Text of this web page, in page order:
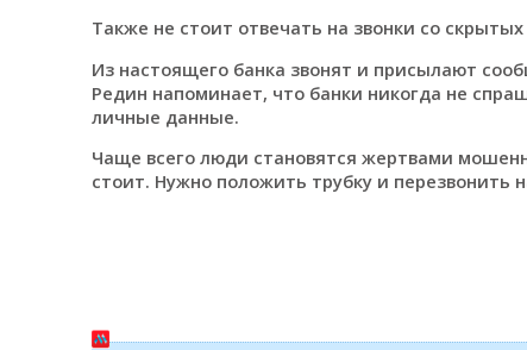
Также не стоит отвечать на звонки со
Из настоящего банка звонят и присылают
Редин напоминает, что банки никогда не
личные данные.
Чаще всего люди становятся жертвами
стоит. Нужно положить трубку и